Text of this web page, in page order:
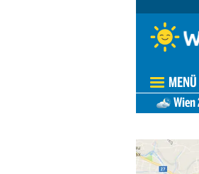
MENÜ
Wien